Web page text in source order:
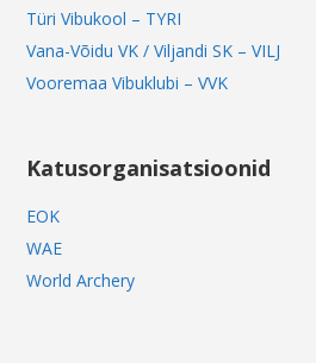
Türi Vibukool – TYRI
Vana-Võidu VK / Viljandi SK – VILJ
Vooremaa Vibuklubi – VVK
Katusorganisatsioonid
EOK
WAE
World Archery